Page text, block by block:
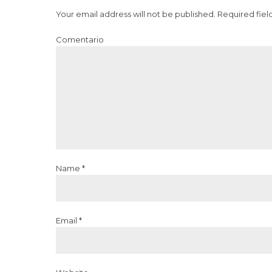
Your email address will not be published. Required
Comentario
Name *
Email *